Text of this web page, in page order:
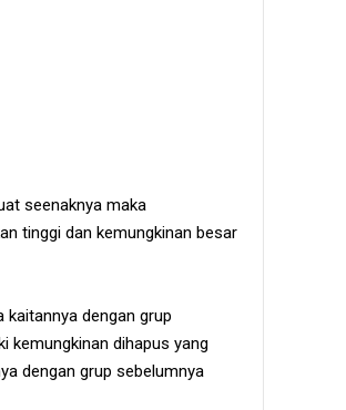
seenaknya maka
tinggi dan kemungkinan besar
kaitannya dengan grup
kemungkinan dihapus yang
dengan grup sebelumnya